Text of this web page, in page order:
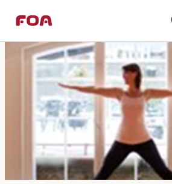
til
hovedindhold
til
hovedmenu
menu
FOA Frederikssund